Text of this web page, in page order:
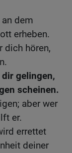
dem
erheben.
dich hören,
gelingen,
scheinen.
aber wer
er.
errettet
deiner